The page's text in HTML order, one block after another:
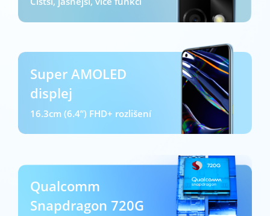
Super AMOLED
displej
16.3cm (6.4”) FHD+ rozlišení
Qualcomm
Snapdragon 720G